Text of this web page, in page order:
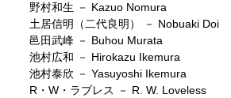
野村和生 － Kazuo Nomura
土居信明（二代良明） － Nobuaki Doi
邑田武峰 － Buhou Murata
池村広和 － Hirokazu Ikemura
池村泰欣 － Yasuyoshi Ikemura
R・W・ラブレス － R. W. Loveless